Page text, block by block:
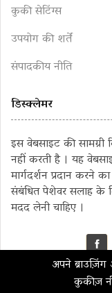
कुकी सेटिंग्स
उपयोग की शर्तें
संपादकीय नीति
डिस्क्लेमर
इस वेबसाइट की सामग्री
नहीं करती है । यह
मार्गदर्शन प्रदान करने
संबंधित पेशेवर सलाह के
मदद लेनी चाहिए ।
अपने
कुकीज़